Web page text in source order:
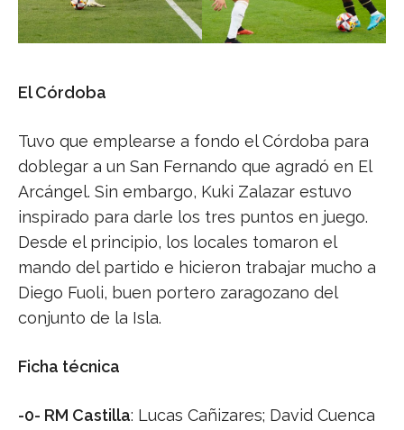
El Córdoba
Tuvo que emplearse a fondo el Córdoba para
doblegar a un San Fernando que agradó en El
Arcángel. Sin embargo, Kuki Zalazar estuvo
inspirado para darle los tres puntos en juego.
Desde el principio, los locales tomaron el
mando del partido e hicieron trabajar mucho a
Diego Fuoli, buen portero zaragozano del
conjunto de la Isla.
Ficha técnica
-0- RM Castilla: Lucas Cañizares; David Cuenca